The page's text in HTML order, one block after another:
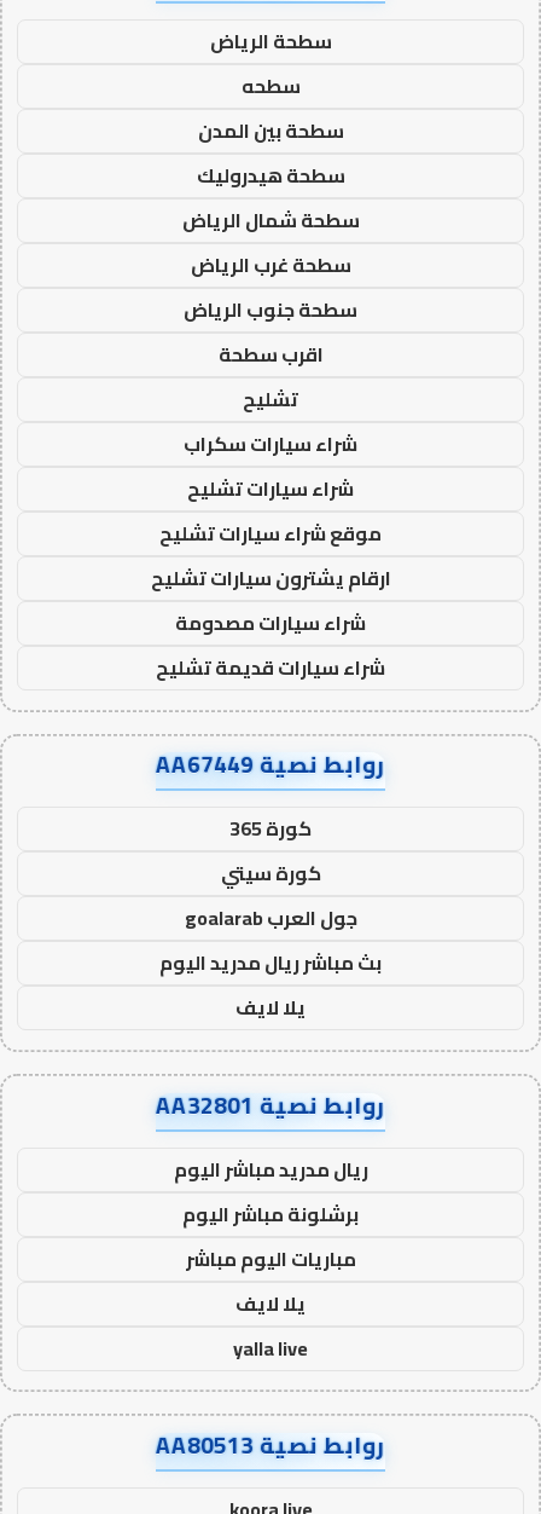
سطحة الرياض
سطحه
سطحة بين المدن
سطحة هيدروليك
سطحة شمال الرياض
سطحة غرب الرياض
سطحة جنوب الرياض
اقرب سطحة
تشليح
شراء سيارات سكراب
شراء سيارات تشليح
موقع شراء سيارات تشليح
ارقام يشترون سيارات تشليح
شراء سيارات مصدومة
شراء سيارات قديمة تشليح
روابط نصية AA67449
كورة 365
كورة سيتي
جول العرب goalarab
بث مباشر ريال مدريد اليوم
يلا لايف
روابط نصية AA32801
ريال مدريد مباشر اليوم
برشلونة مباشر اليوم
مباريات اليوم مباشر
يلا لايف
yalla live
روابط نصية AA80513